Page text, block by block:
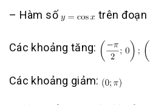
– Hàm số trên đoạn
Các khoảng tăng:
Các khoảng giảm: